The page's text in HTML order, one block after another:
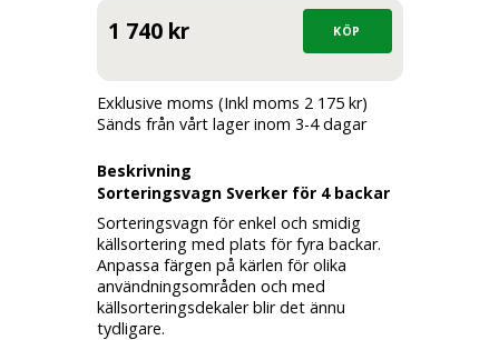
1 740 kr
Exklusive moms (Inkl moms 2 175 kr)
Sänds från vårt lager inom 3-4 dagar
Beskrivning
Sorteringsvagn Sverker för 4 backar
Sorteringsvagn för enkel och smidig
källsortering med plats för fyra backar.
Anpassa färgen på kärlen för olika
användningsområden och med
källsorteringsdekaler blir det ännu
tydligare.